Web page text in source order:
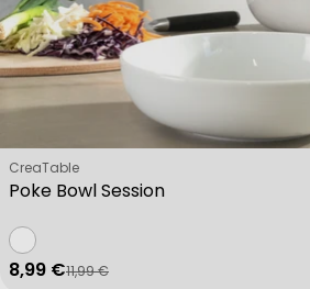
Poke Bowl Session
Verkäufer:
CreaTable
Verkaufspreis
8,99 €
Regulärer Preis
11,99 €